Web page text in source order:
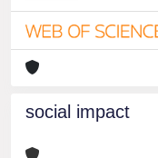
social impact